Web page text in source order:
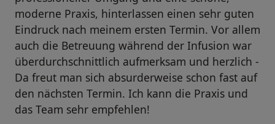
moderne Praxis, hinterlassen einen sehr guten
Eindruck nach meinem ersten Termin. Vor allem
auch die Betreuung während der Infusion war
überdurchschnittlich aufmerksam und herzlich -
Da freut man sich absurderweise schon fast auf
den nächsten Termin. Ich kann die Praxis und
das Team sehr empfehlen!